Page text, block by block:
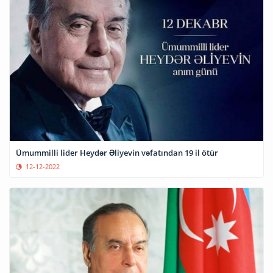
Ümummilli lider Heydər Əliyevin vəfatından 19 il ötür
12-12-2022